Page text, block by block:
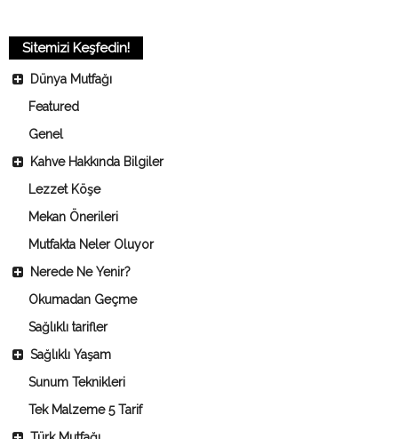
Sitemizi Keşfedin!
Dünya Mutfağı
Featured
Genel
Kahve Hakkında Bilgiler
Lezzet Köşe
Mekan Önerileri
Mutfakta Neler Oluyor
Nerede Ne Yenir?
Okumadan Geçme
Sağlıklı tarifler
Sağlıklı Yaşam
Sunum Teknikleri
Tek Malzeme 5 Tarif